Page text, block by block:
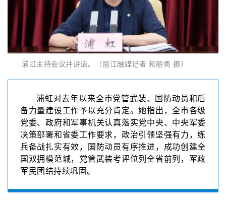
浦虹主持会议并讲话。（丽江融媒记者 和丽勇 摄）
浦虹对去年以来全市党管武装、国防动员和后
备力量建设工作予以充分肯定。她指出，全市各级
党委、政府和军事机关认真落实党中央、中央军委
决策部署和省委工作要求，政治引领坚强有力，练
兵备战扎实有效，国防动员有序推进，成功创建全
国双拥模范城，党管武装考评位列全省前列，军政
军民团结持续巩固。